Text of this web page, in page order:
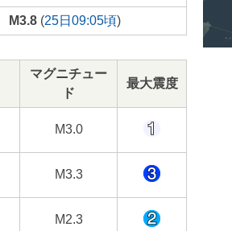
M3.8(25日09:05頃)
マグニチュー
ド
最大震度
M3.0
M3.3
M2.3